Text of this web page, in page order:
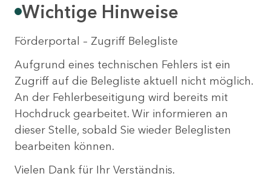
Wichtige Hinweise
Förderportal – Zugriff Belegliste
Aufgrund eines technischen Fehlers ist ein
Zugriff auf die Belegliste aktuell nicht möglich.
An der Fehlerbeseitigung wird bereits mit
Hochdruck gearbeitet. Wir informieren an
dieser Stelle, sobald Sie wieder Beleglisten
bearbeiten können.
Vielen Dank für Ihr Verständnis.